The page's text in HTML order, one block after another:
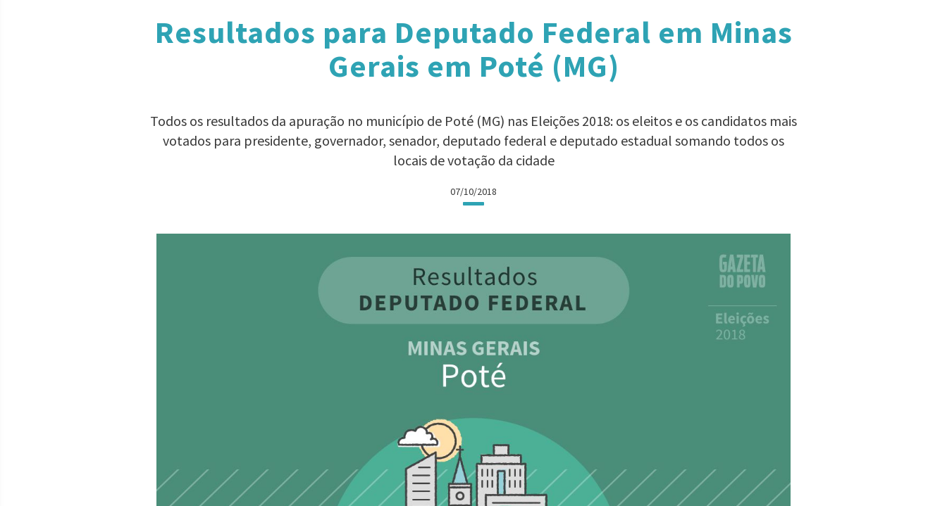
Resultados para Deputado Federal em Minas
Gerais em Poté (MG)
Todos os resultados da apuração no município de Poté (MG) nas Eleições 2018: os eleitos e os candidatos mais
votados para presidente, governador, senador, deputado federal e deputado estadual somando todos os
locais de votação da cidade
07/10/2018